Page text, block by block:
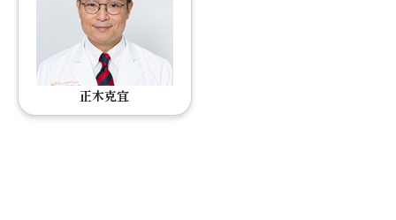
正木克宜